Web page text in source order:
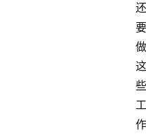
还
要
做
这
些
工
作